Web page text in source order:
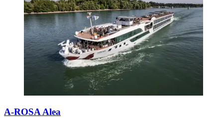
A-ROSA Alea